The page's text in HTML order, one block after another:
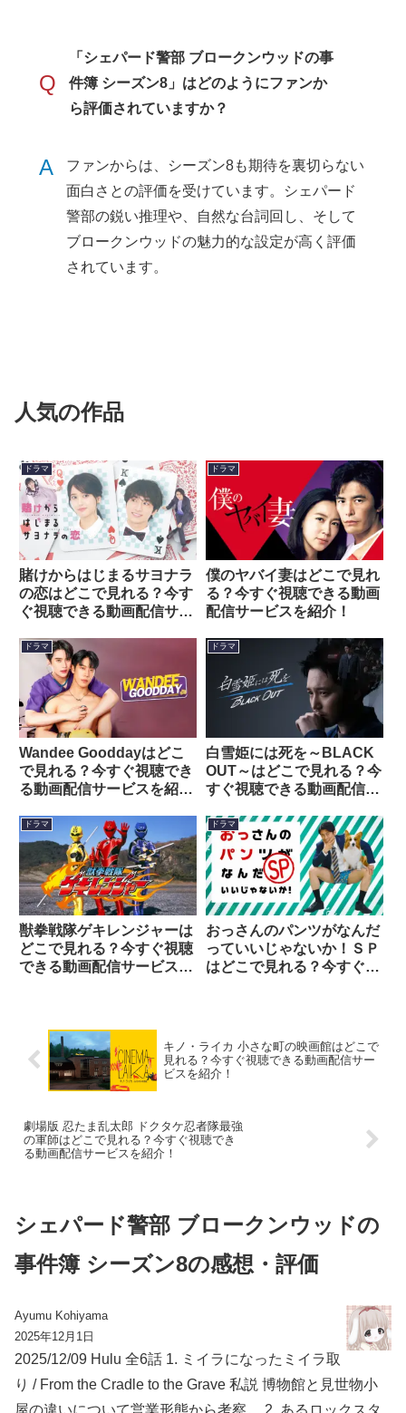
Q
「シェパード警部 ブロークンウッドの事
件簿 シーズン8」はどのようにファンか
ら評価されていますか？
A
ファンからは、シーズン8も期待を裏切らない
面白さとの評価を受けています。シェパード
警部の鋭い推理や、自然な台詞回し、そして
ブロークンウッドの魅力的な設定が高く評価
されています。
人気の作品
ドラマ
賭けからはじまるサヨナラ
の恋はどこで見れる？今す
ぐ視聴できる動画配信サー
ドラマ
僕のヤバイ妻はどこで見れ
る？今すぐ視聴できる動画
配信サービスを紹介！
ドラマ
Wandee Gooddayはどこ
で見れる？今すぐ視聴でき
る動画配信サービスを紹
ドラマ
白雪姫には死を～BLACK
OUT～はどこで見れる？今
すぐ視聴できる動画配信サ
ドラマ
獣拳戦隊ゲキレンジャーは
どこで見れる？今すぐ視聴
できる動画配信サービスを
ドラマ
おっさんのパンツがなんだ
っていいじゃないか！ＳＰ
はどこで見れる？今すぐ視
キノ・ライカ 小さな町の映画館はどこで
見れる？今すぐ視聴できる動画配信サー
ビスを紹介！
劇場版 忍たま乱太郎 ドクタケ忍者隊最強
の軍師はどこで見れる？今すぐ視聴でき
る動画配信サービスを紹介！
シェパード警部 ブロークンウッドの
事件簿 シーズン8の感想・評価
Ayumu Kohiyama
2025年12月1日
2025/12/09 Hulu 全6話 1. ミイラになったミイラ取
り / From the Cradle to the Grave 私説 博物館と見世物小